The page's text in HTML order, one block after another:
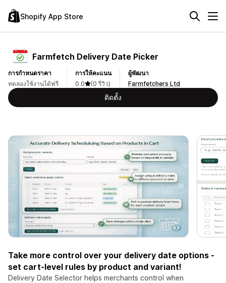
Shopify App Store
Farmfetch Delivery Date Picker
การกำหนดราคา
ทดลองใช้งานได้ฟรี
การให้คะแนน
0.0
(0 รีวิว)
ผู้พัฒนา
Farmfetchers Ltd
ติดตั้ง
Take more control over your delivery date options -
set cart-level rules by product and variant!
Delivery Date Selector helps merchants control when